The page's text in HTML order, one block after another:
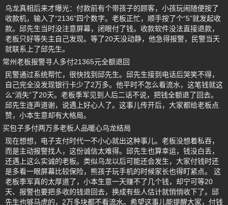
乌龙真相后来才曝光：付款前有个带孩子的顾客，小孩玩闹随便按了
收款机，输入了“2136”四个数字。老板正忙，顺手按了个“5”就发起收
款。邱先生当时没注意屏幕，闭眼付了钱。收款软件没法直接退款，
老板只好等失主自己发现。等了20天没动静，他急得报警，民警当天
就联系上了邱先生。
常州老板报警寻人多付21365元全额退回
民警通过系统帮忙，很快找到邱先生。邱先生接到电话后哭笑不得，
自己完全没发现银行卡少了2万多。他平时不怎么看流水，这笔钱就这
么“消失”了20天。老板季军见到人后二话不说，把钱全额退了回去。
邱先生连声道谢，说遇上好心人了。这事儿传开后，大家都给老板点
赞，小本生意却有大格局。
买包子多付两万多老板人品暖心乌龙结局
现在想想，电子支付时代一不小心就出这种事儿。老板没想着私吞，
而是主动报警找人，这份诚信太难得。邱先生也算幸运，钱没白丢，
还遇上这么实诚的老板。类似乌龙以后可能还会发生，大家付钱时还
是多看一眼屏幕比较保险，熊孩子玩手机的时候家长也得盯紧点。 这
老板季军真的太厚道了，小本生意一天赚不了几个钱，却宁可等20
天、报警也要把多收的钱退回去，换成有些人估计就悄悄收下了。邱
先生也够马虎的，2万多块都不看流水。希望这事儿能提醒大家，付钱